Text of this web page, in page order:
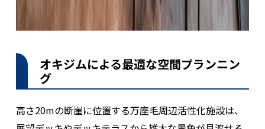
オキジムによる最適な空間プランニン
グ
高さ20mの断崖に位置する万座毛周辺活性化施設は、